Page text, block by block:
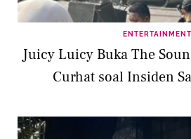
ENTERTAINMENT
Juicy Luicy Buka The
Curhat soal Insiden